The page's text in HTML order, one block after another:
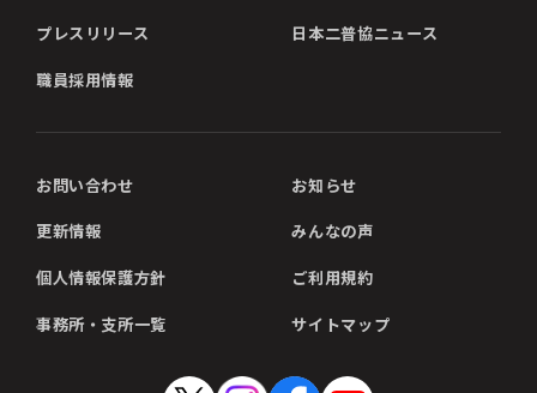
プレスリリース 日本二普協ニュース
職員採用情報
お問い合わせ お知らせ
更新情報 みんなの声
個人情報保護方針 ご利用規約
事務所・支所一覧 サイトマップ